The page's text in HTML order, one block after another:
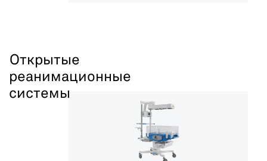
Открытые
реанимационные
системы